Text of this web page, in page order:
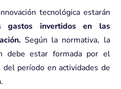
tecnológica estarán
gastos invertidos en las
Según la normativa, la
debe estar formada por el
período en actividades de